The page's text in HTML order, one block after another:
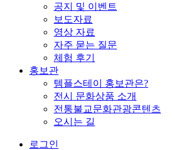
공지 및 이벤트
보도자료
영상 자료
자주 묻는 질문
체험 후기
홍보관
템플스테이 홍보관은?
전시 문화상품 소개
전통불교문화관광콘텐츠
오시는 길
로그인